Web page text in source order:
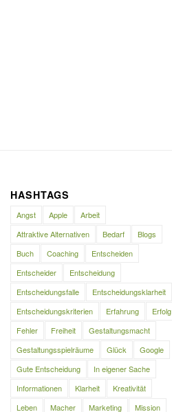
HASHTAGS
Angst Apple
Arbeit
Attraktive Alternativen
Bedarf
Blogs
Buch
Coaching
Entscheiden
Entscheider
Entscheidung
Entscheidungsfalle
Entscheidungsklarheit
Entscheidungskriterien
Erfahrung
Erfolg
Fehler
Freiheit
Gestaltungsmacht
Gestaltungsspielräume
Glück
Google
Gute Entscheidung
In eigener Sache
Informationen
Klarheit
Kreativität
Leben
Macher Marketing Mission